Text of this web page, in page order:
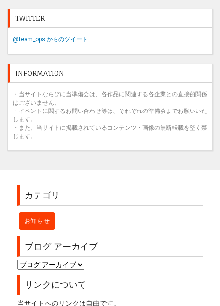
TWITTER
@team_ops からのツイート
INFORMATION
・当サイトならびに当準備会は、各作品に関連する各企業との直接的関係
はございません。
・イベントに関するお問い合わせ等は、それぞれの準備会までお願いいた
します。
・また、当サイトに掲載されているコンテンツ・画像の無断転載を堅く禁
じます。
カテゴリ
お知らせ
ブログ アーカイブ
リンクについて
当サイトへのリンクは自由です。